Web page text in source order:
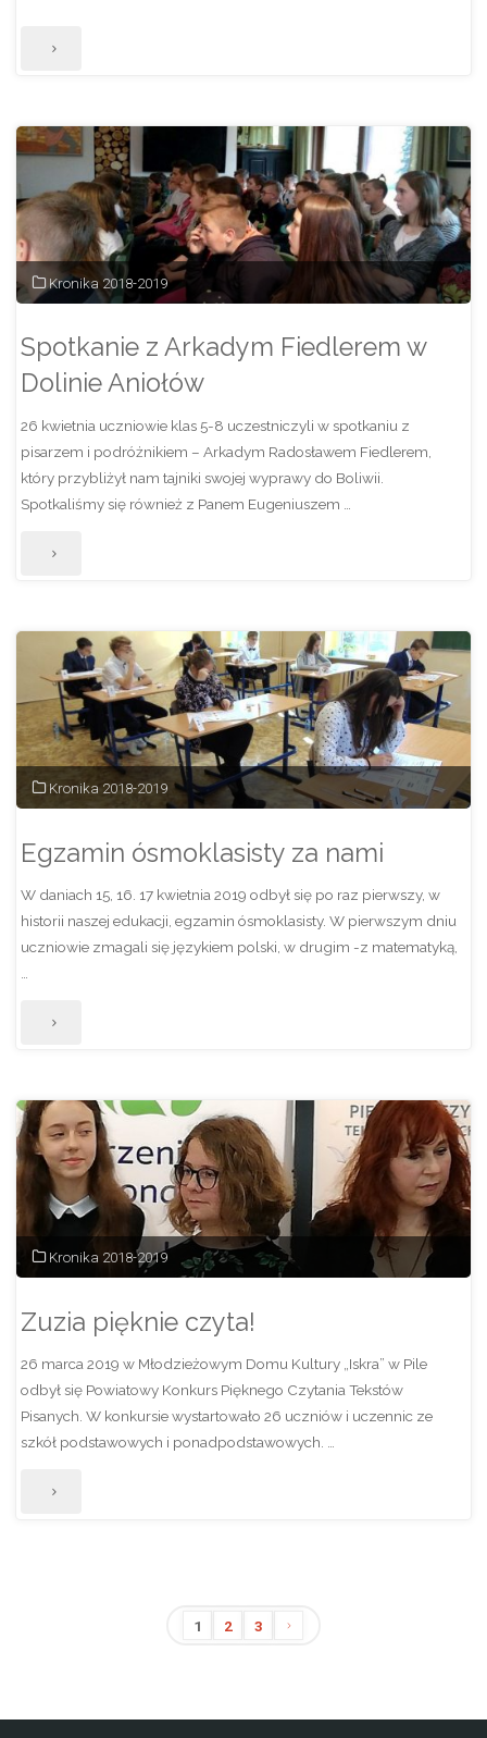
"Zakończyliśmy
„Szkoła
młodych
patriotów”"
Kronika 2018-2019
Spotkanie z Arkadym Fiedlerem w
Dolinie Aniołów
26 kwietnia uczniowie klas 5-8 uczestniczyli w spotkaniu z
pisarzem i podróżnikiem – Arkadym Radosławem Fiedlerem,
który przybliżył nam tajniki swojej wyprawy do Boliwii.
Spotkaliśmy się również z Panem Eugeniuszem …
"Spotkanie
Arkadym
Fiedlerem
w
Dolinie
Aniołów"
Kronika 2018-2019
Egzamin ósmoklasisty za nami
W daniach 15, 16. 17 kwietnia 2019 odbył się po raz pierwszy, w
historii naszej edukacji, egzamin ósmoklasisty. W pierwszym dniu
uczniowie zmagali się językiem polski, w drugim -z matematyką,
"Egzamin
za
nami"
Kronika 2018-2019
Zuzia pięknie czyta!
26 marca 2019 w Młodzieżowym Domu Kultury „Iskra” w Pile
odbył się Powiatowy Konkurs Pięknego Czytania Tekstów
Pisanych. W konkursie wystartowało 26 uczniów i uczennic ze
szkół podstawowych i ponadpodstawowych. …
"Zuzia
wpisów
1 2 3